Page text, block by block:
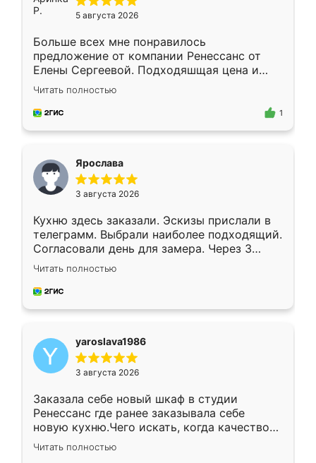
5 августа 2026
Больше всех мне понравилось
предложение от компании Ренессанс от
Елены Сергеевой. Подходяшщая цена и
короткие сроки изготовления. Приехавший
для замера сотрудник Владислав
предложил по моему эскизу самый
Читать полностью
1
Ярослава
3 августа 2026
Кухню здесь заказали. Эскизы прислали в
телеграмм. Выбрали наиболее подходящий.
Согласовали день для замера. Через 3
недели кухня была уже готова. Остались
довольны работой. Спасибо Ренессанс
мебель за качественную работу!
Читать полностью
yaroslava1986
3 августа 2026
Заказала себе новый шкаф в студии
Ренессанс где ранее заказывала себе
новую кухню.Чего искать, когда качеством
вполне довольна. Служит кухня уже почти
два года, нареканий нет.
Читать полностью